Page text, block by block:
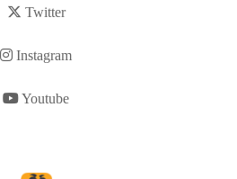
Twitter
Instagram
Youtube